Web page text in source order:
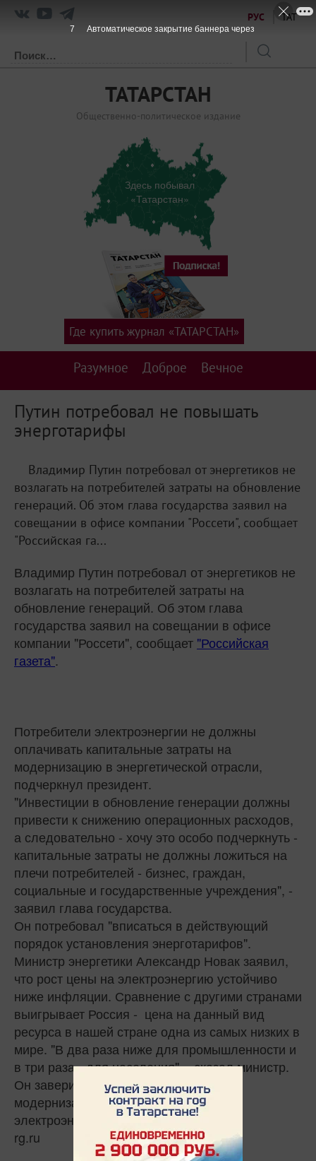
РУС ТАТ
ТАТАРСТАН
Общественно-политическое издание
Здесь побывал
«Татарстан»
Разумное Доброе Вечное
Где купить журнал «ТАТАРСТАН»
Путин потребовал не повышать
энерготарифы
Владимир Путин потребовал от энергетиков не
возлагать на потребителей затраты на обновление
генераций. Об этом глава государства заявил на
совещании в офисе компании "Россети", сообщает
"Российская га...
Владимир Путин потребовал от энергетиков не
возлагать на потребителей затраты на
обновление генераций. Об этом глава
государства заявил на совещании в офисе
компании "Россети", сообщает "Российская
газета".
Потребители электроэнергии не должны
оплачивать капитальные затраты на
модернизацию в энергетической отрасли,
подчеркнул президент.
"Инвестиции в обновление генерации должны
привести к снижению операционных расходов,
а следовательно - хочу это особо подчеркнуть -
капитальные затраты не должны ложиться на
плечи потребителей - бизнес, граждан,
социальные и государственные учреждения", -
заявил глава государства.
Он потребовал "вписаться в действующий
порядок установления энерготарифов".
Министр энергетики Александр Новак заявил,
что рост цены на электроэнергию устойчиво
ниже инфляции. Сравнение с другими странами
выигрывает Россия - цена на данный вид
ресурса в нашей стране одна из самых низких в
мире. "В два раза ниже для промышленности и
в три раза - для населения", - сказал министр.
Он заверил, что новая программа
модернизации не поднимет цену на
электроэнергию выше инфляции.
rg.ru
7 Автоматическое закрытие баннера через